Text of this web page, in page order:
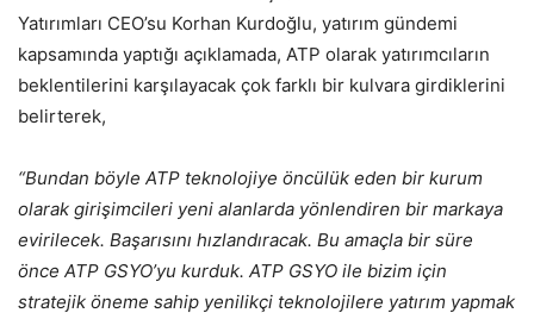
Yatırımları CEO’su Korhan Kurdoğlu, yatırım gündemi
kapsamında yaptığı açıklamada, ATP olarak yatırımcıların
beklentilerini karşılayacak çok farklı bir kulvara girdiklerini
belirterek,
“Bundan böyle ATP teknolojiye öncülük eden bir kurum
olarak girişimcileri yeni alanlarda yönlendiren bir markaya
evirilecek. Başarısını hızlandıracak. Bu amaçla bir süre
önce ATP GSYO’yu kurduk. ATP GSYO ile bizim için
stratejik öneme sahip yenilikçi teknolojilere yatırım yapmak